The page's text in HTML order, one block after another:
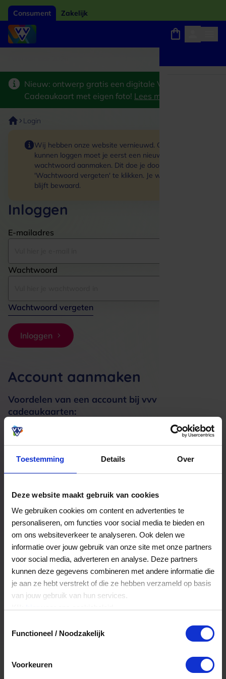
Toestemming Details Over
Deze website maakt gebruik van cookies
We gebruiken cookies om content en advertenties te
personaliseren, om functies voor social media te bieden en
om ons websiteverkeer te analyseren. Ook delen we
informatie over jouw gebruik van onze site met onze partners
voor social media, adverteren en analyse. Deze partners
kunnen deze gegevens combineren met andere informatie die
je aan ze hebt verstrekt of die ze hebben verzameld op basis
van jouw gebruik van hun services.
Functioneel / Noodzakelijk
Voorkeuren
Consument Zakelijk
Nieuw: ontwerp gratis een digitale VVV
Cadeaukaart met eigen foto! Lees meer
Login
Wij hebben onze website vernieuwd. Om in te
kunnen loggen moet je eerst een nieuw
wachtwoord aanmaken. Dit doe je door op de link
'Wachtwoord vergeten' te klikken. Je winkelmand
blijft bewaard.
Inloggen
E-mailadres
Wachtwoord
Wachtwoord vergeten
Inloggen
Account aanmaken
Voordelen van een account bij vvv
cadeaukaarten:
Meerdere adressen registreren
Een bestelling volgen
Nog veel meer...
Maak account aan